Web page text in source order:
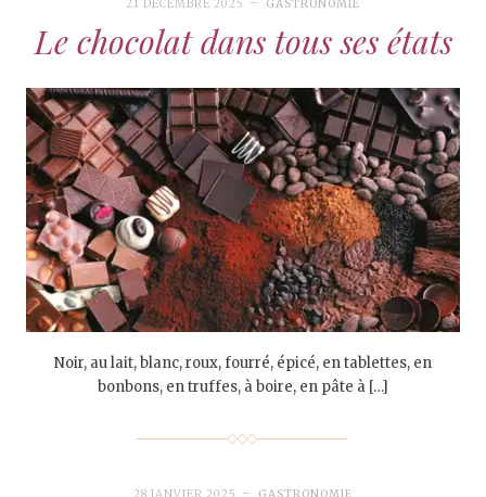
21 DÉCEMBRE 2025 GASTRONOMIE
Le chocolat dans tous ses états
Noir, au lait, blanc, roux, fourré, épicé, en tablettes, en
bonbons, en truffes, à boire, en pâte à […]
28 JANVIER 2025 GASTRONOMIE